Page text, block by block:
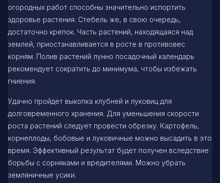
огородных работ способны значительно испортить
здоровье растения. Стебель же, в свою очередь,
достаточно крепок. Часть растений, находящаяся над
землей, приостанавливается в росте в противовес
корням. Полив растений лунно посадочный календарь
рекомендует сократить до минимума, чтобы избежать
гниения.
Удачно пройдет выкопка клубней и луковиц для
долговременного хранения. Для уменьшения скорости
роста растений следует провести обрезку. Картофель,
корнеплоды, бобовые и луковичные можно высадить в это
время. Эффективный результат будет получен вследствие
борьбы с сорняками и вредителями. Можно убрать
земляничные усики.